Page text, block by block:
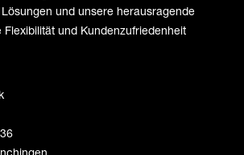
und unsere herausragende
und Kundenzufriedenheit